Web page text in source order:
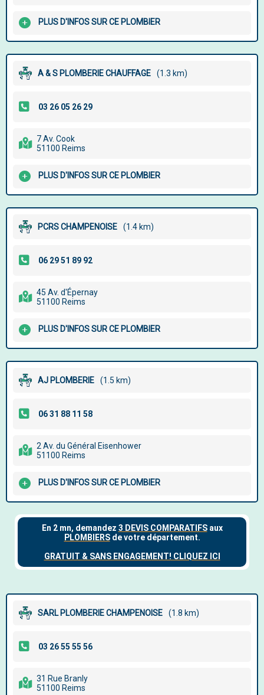
PLUS D'INFOS SUR CE PLOMBIER
A & S PLOMBERIE CHAUFFAGE (1.3 km)
7 Av. Cook
51100 Reims
PLUS D'INFOS SUR CE PLOMBIER
PCRS CHAMPENOISE (1.4 km)
45 Av. d'Épernay
51100 Reims
PLUS D'INFOS SUR CE PLOMBIER
AJ PLOMBERIE (1.5 km)
2 Av. du Général Eisenhower
51100 Reims
PLUS D'INFOS SUR CE PLOMBIER
SARL PLOMBERIE CHAMPENOISE (1.8 km)
31 Rue Branly
51100 Reims